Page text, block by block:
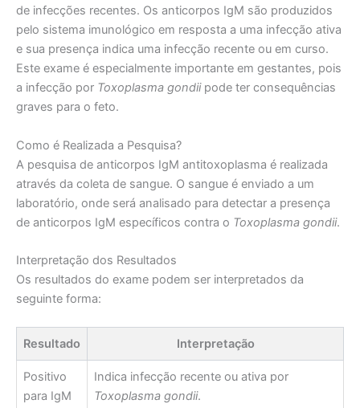
de infecções recentes. Os anticorpos IgM são produzidos
pelo sistema imunológico em resposta a uma infecção ativa
e sua presença indica uma infecção recente ou em curso.
Este exame é especialmente importante em gestantes, pois
a infecção por Toxoplasma gondiipode ter consequências
graves para o feto.
Como é Realizada a Pesquisa?
A pesquisa de anticorpos IgM antitoxoplasma é realizada
através da coleta de sangue. O sangue é enviado a um
laboratório, onde será analisado para detectar a presença
de anticorpos IgM específicos contra o Toxoplasma gondii.
Interpretação dos Resultados
Os resultados do exame podem ser interpretados da
seguinte forma:
Resultado Interpretação
Positivo
para IgM
Indica infecção recente ou ativa por
Toxoplasma gondii.